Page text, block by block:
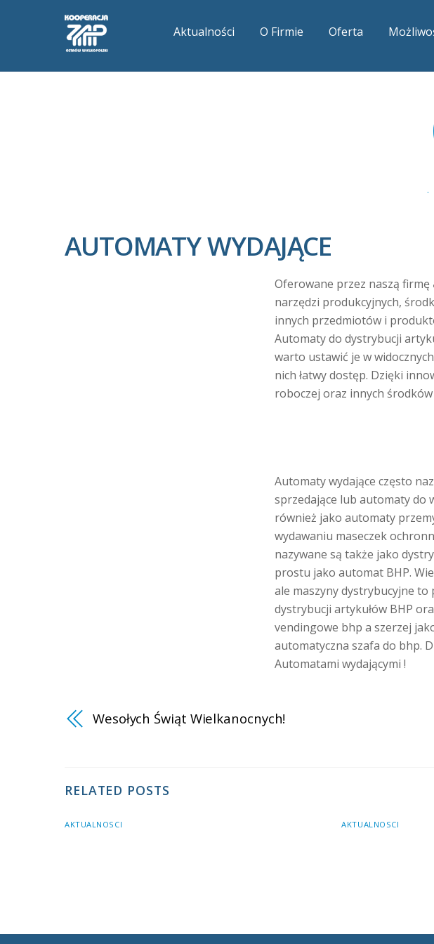
Aktualności O Firmie Oferta
.
AUTOMATY WYDAJĄCE
Oferowane przez naszą firmę
narzędzi produkcyjnych,
innych przedmiotów i
Automaty do dystrybucji
warto ustawić je w
nich łatwy dostęp. Dzięki
roboczej oraz innych
Automaty wydające często
sprzedające lub automaty do
również jako automaty
wydawaniu maseczek
nazywane są także jako
prostu jako automat BHP.
ale maszyny dystrybucyjne
dystrybucji artykułów BHP
vendingowe bhp a szerzej
automatyczna szafa do bhp.
Automatami wydającymi !
Wesołych Świąt Wielkanocnych!
RELATED POSTS
AKTUALNOSCI AKTUALNOSCI